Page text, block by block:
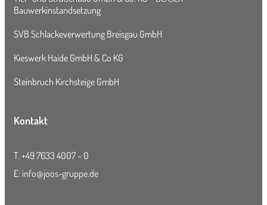
Bauwerkinstandsetzung
SVB Schlackeverwertung Breisgau GmbH
Kieswerk Haide GmbH & Co KG
Steinbruch Kirchsteige GmbH
Kontakt
T. +49 7633 4007 – 0
E: info@joos-gruppe.de